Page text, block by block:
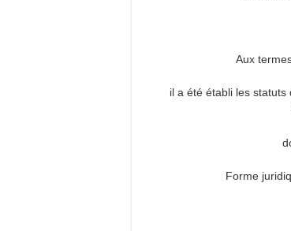
Aux
il a été établi les statuts
Forme